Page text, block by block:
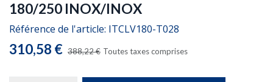
180/250 INOX/INOX
Référence de l'article: ITCLV180-T028
310,58 € 388,22€ Toutes taxes comprises